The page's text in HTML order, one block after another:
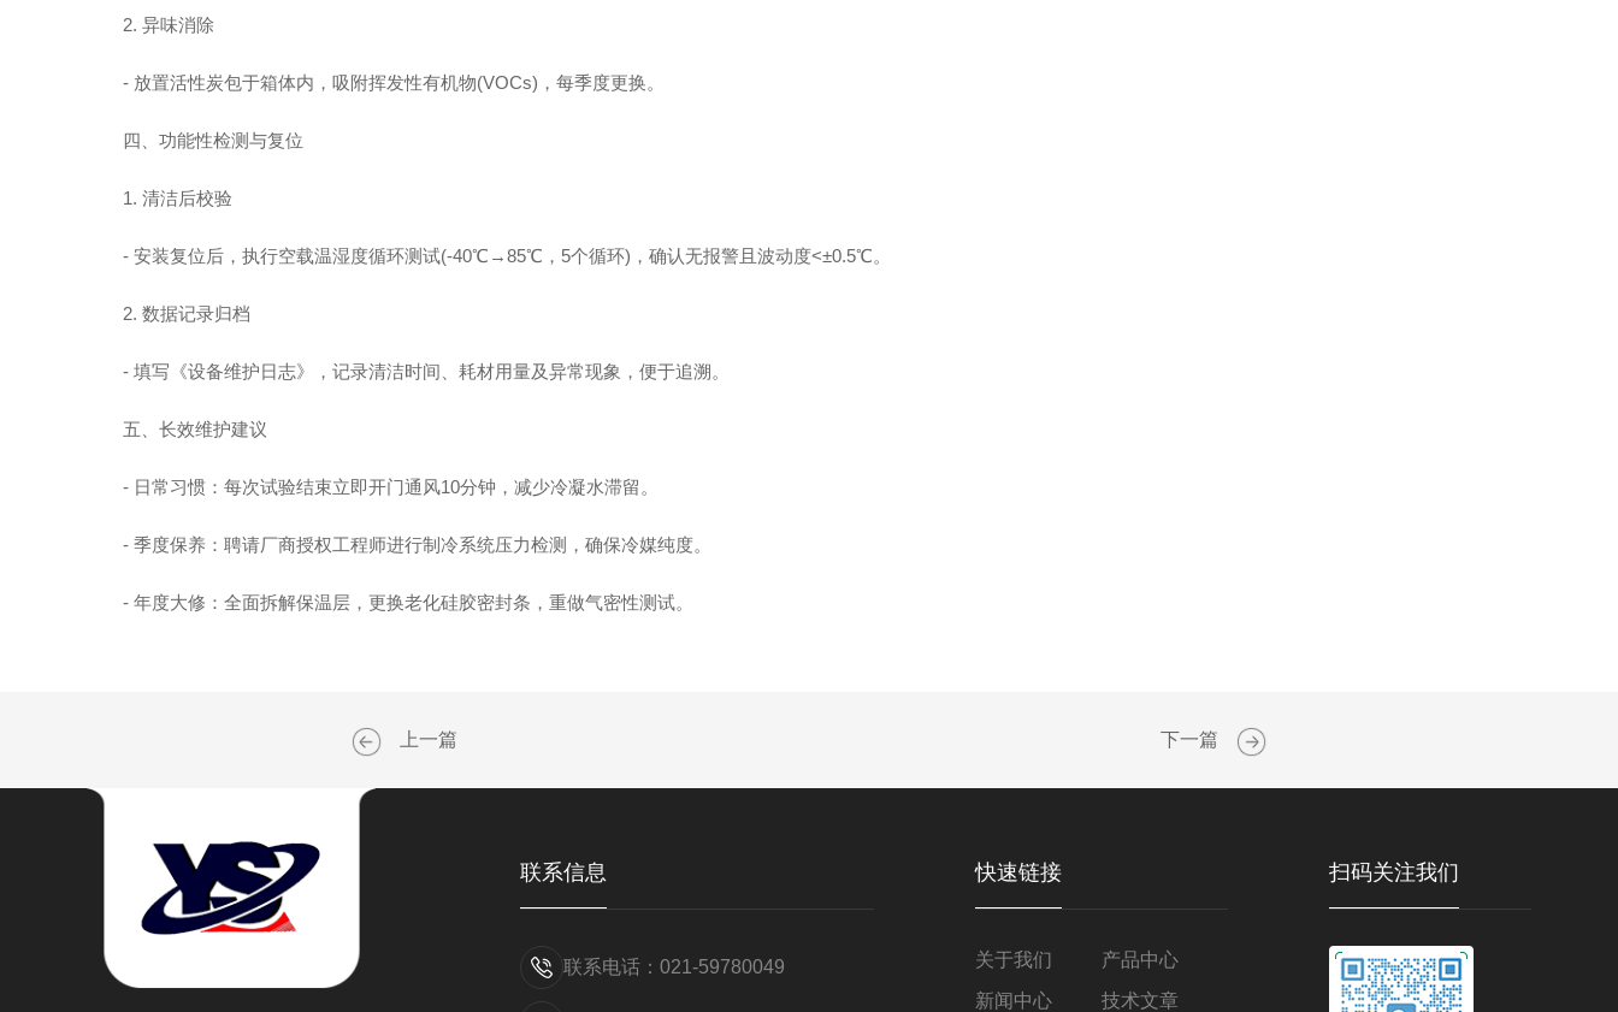
2. 异味消除
- 放置活性炭包于箱体内，吸附挥发性有机物(VOCs)，每季度更换。
四、功能性检测与复位
1. 清洁后校验
- 安装复位后，执行空载温湿度循环测试(-40℃→85℃，5个循环)，确认无报警且波动度<±0.5℃。
2. 数据记录归档
- 填写《设备维护日志》，记录清洁时间、耗材用量及异常现象，便于追溯。
五、长效维护建议
- 日常习惯：每次试验结束立即开门通风10分钟，减少冷凝水滞留。
- 季度保养：聘请厂商授权工程师进行制冷系统压力检测，确保冷媒纯度。
- 年度大修：全面拆解保温层，更换老化硅胶密封条，重做气密性测试。
上一篇 下一篇
联系信息
联系电话：021-59780049
快速链接
关于我们
产品中心
新闻中心
技术文章
扫码关注我们